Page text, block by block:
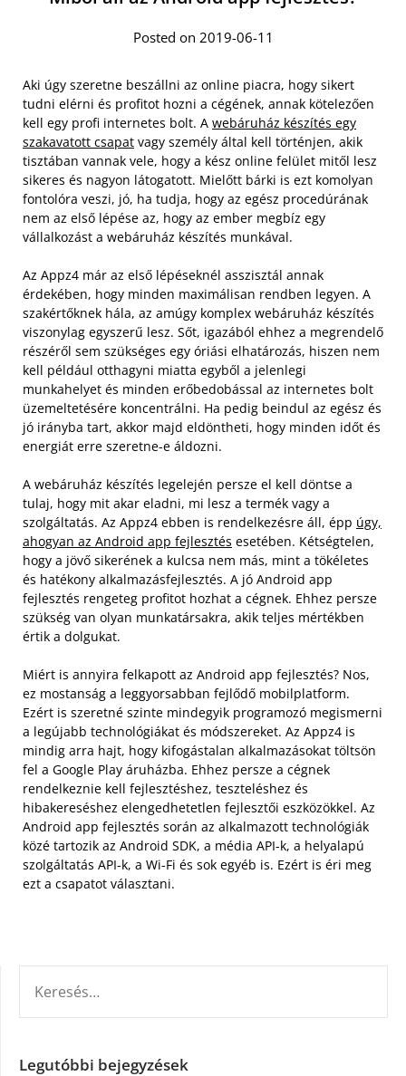
Posted on 2019-06-11
Aki úgy szeretne beszállni az online piacra, hogy sikert
tudni elérni és profitot hozni a cégének, annak kötelezően
kell egy profi internetes bolt. A webáruház készítés egy
szakavatott csapat vagy személy által kell történjen, akik
tisztában vannak vele, hogy a kész online felület mitől lesz
sikeres és nagyon látogatott. Mielőtt bárki is ezt komolyan
fontolóra veszi, jó, ha tudja, hogy az egész procedúrának
nem az első lépése az, hogy az ember megbíz egy
vállalkozást a webáruház készítés munkával.
Az Appz4 már az első lépéseknél asszisztál annak
érdekében, hogy minden maximálisan rendben legyen. A
szakértőknek hála, az amúgy komplex webáruház készítés
viszonylag egyszerű lesz. Sőt, igazából ehhez a megrendelő
részéről sem szükséges egy óriási elhatározás, hiszen nem
kell például otthagyni miatta egyből a jelenlegi
munkahelyet és minden erőbedobással az internetes bolt
üzemeltetésére koncentrálni. Ha pedig beindul az egész és
jó irányba tart, akkor majd eldöntheti, hogy minden időt és
energiát erre szeretne-e áldozni.
A webáruház készítés legelején persze el kell döntse a
tulaj, hogy mit akar eladni, mi lesz a termék vagy a
szolgáltatás. Az Appz4 ebben is rendelkezésre áll, épp úgy,
ahogyan az Android app fejlesztés esetében. Kétségtelen,
hogy a jövő sikerének a kulcsa nem más, mint a tökéletes
és hatékony alkalmazásfejlesztés. A jó Android app
fejlesztés rengeteg profitot hozhat a cégnek. Ehhez persze
szükség van olyan munkatársakra, akik teljes mértékben
értik a dolgukat.
Miért is annyira felkapott az Android app fejlesztés? Nos,
ez mostanság a leggyorsabban fejlődő mobilplatform.
Ezért is szeretné szinte mindegyik programozó megismerni
a legújabb technológiákat és módszereket. Az Appz4 is
mindig arra hajt, hogy kifogástalan alkalmazásokat töltsön
fel a Google Play áruházba. Ehhez persze a cégnek
rendelkeznie kell fejlesztéshez, teszteléshez és
hibakereséshez elengedhetetlen fejlesztői eszközökkel. Az
Android app fejlesztés során az alkalmazott technológiák
közé tartozik az Android SDK, a média API-k, a helyalapú
szolgáltatás API-k, a Wi-Fi és sok egyéb is. Ezért is éri meg
ezt a csapatot választani.
Legutóbbi bejegyzések